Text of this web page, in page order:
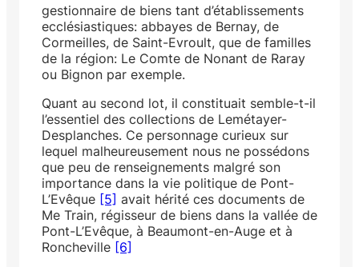
gestionnaire de biens tant d’établissements
ecclésiastiques: abbayes de Bernay, de
Cormeilles, de Saint-Evroult, que de familles
de la région: Le Comte de Nonant de Raray
ou Bignon par exemple.
Quant au second lot, il constituait semble-t-il
l’essentiel des collections de Lemétayer-
Desplanches. Ce personnage curieux sur
lequel malheureusement nous ne possédons
que peu de renseignements malgré son
importance dans la vie politique de Pont-
L’Evêque [5] avait hérité ces documents de
Me Train, régisseur de biens dans la vallée de
Pont-L’Evêque, à Beaumont-en-Auge et à
Roncheville [6]